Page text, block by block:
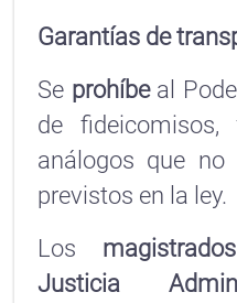
Garantías de
Se prohíbeal
de
análogos que no
previstos en la ley.
Los
Justicia